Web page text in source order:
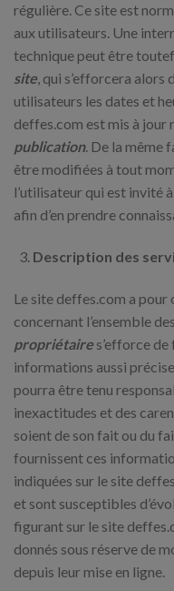
régulière. Ce site est
aux utilisateurs. Une
technique peut être
site, qui s’efforcera
utilisateurs les dates et
deffes.com est mis à jour
publication. De la même
être modifiées à tout
l’utilisateur qui est invité
afin d’en prendre
Description des
Le site deffes.com a
concernant l’ensemble
propriétaire s’efforce
informations aussi
pourra être tenu
inexactitudes et des
soient de son fait ou du
fournissent ces
indiquées sur le site
et sont susceptibles
figurant sur le site
donnés sous réserve de
depuis leur mise en ligne.